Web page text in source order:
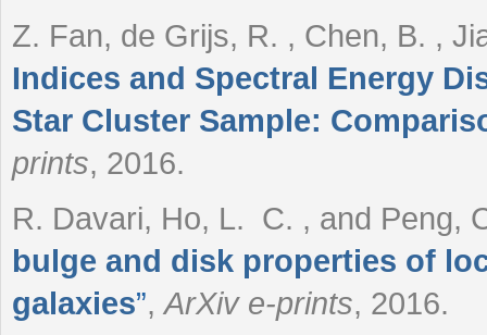
Z. Fan, de Grijs, R. , Chen, B. ,
Indices and Spectral Energy
Star Cluster Sample:
prints, 2016.
R. Davari, Ho, L. C. , and Peng,
bulge and disk properties of
galaxies”,ArXiv e-prints, 2016.